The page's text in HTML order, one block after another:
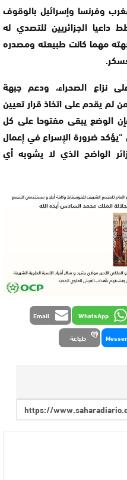
وفرنسا وإسرائيل بالوقوف
داعيا الجزائريين للتصدي له
مهما كانت طبيعته ومصدره
نزاع الصحراء، ودعم جبهة
لم يقدم على اتخاذ قرار تعيين
الوضع يبقى مفتوحا على كل
“يؤكد ضرورة الإسراع في إعمال
الواضح الذي لا يشوبه أي
WhatsApp
Email
طباعة